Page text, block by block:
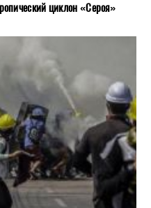
циклон «Сероя»